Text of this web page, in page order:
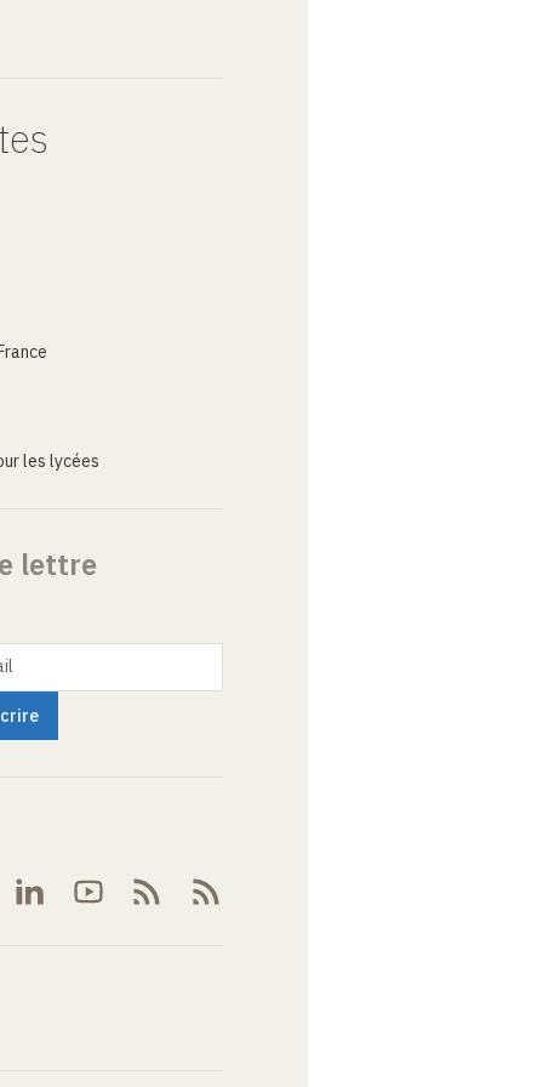
les lycées
lettre